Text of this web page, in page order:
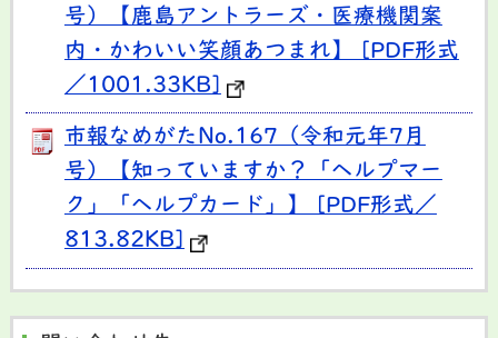
号）【鹿島アントラーズ・医療機関案
内・かわいい笑顔あつまれ】 [PDF形式
／1001.33KB]
市報なめがたNo.167（令和元年7月
号）【知っていますか？「ヘルプマー
ク」「ヘルプカード」】 [PDF形式／
813.82KB]